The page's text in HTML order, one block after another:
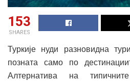
153
SHARES
Туркије нуди разновидна
позната само по
Алтернатива на